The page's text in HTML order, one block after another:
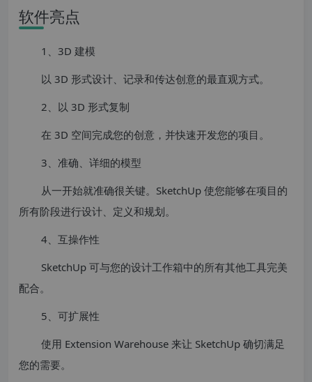
软件亮点
1、3D 建模
以 3D 形式设计、记录和传达创意的最直观方式。
2、以 3D 形式复制
在 3D 空间完成您的创意，并快速开发您的项目。
3、准确、详细的模型
从一开始就准确很关键。SketchUp 使您能够在项目的
所有阶段进行设计、定义和规划。
4、互操作性
SketchUp 可与您的设计工作箱中的所有其他工具完美
配合。
5、可扩展性
使用 Extension Warehouse 来让 SketchUp 确切满足
您的需要。